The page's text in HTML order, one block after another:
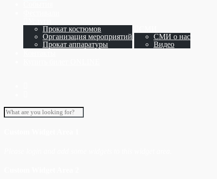
Прокат костюмов
Организация мероприятий
Прокат аппаратуры
СМИ о нас
Видео